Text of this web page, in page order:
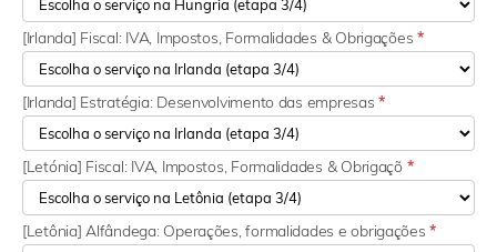
[Irlanda] Fiscal: IVA, Impostos, Formalidades & Obrigações*
[Irlanda] Estratégia: Desenvolvimento das empresas*
[Letónia] Fiscal: IVA, Impostos, Formalidades & Obrigaçõ *
[Letônia] Alfândega: Operações, formalidades e obrigações*